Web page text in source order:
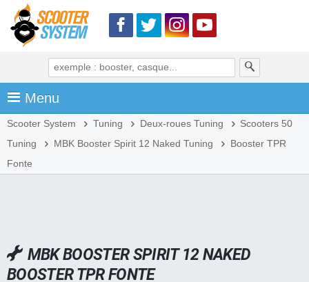
Menu
Scooter System Tuning Deux-roues Tuning
Scooters 50
Tuning
MBK Booster Spirit 12 Naked Tuning
Booster TPR
Fonte
MBK BOOSTER SPIRIT 12 NAKED
BOOSTER TPR FONTE